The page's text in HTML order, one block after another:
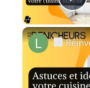
Réinventez votre cuisine